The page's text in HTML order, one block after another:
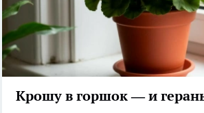
Крошу в горшок — и